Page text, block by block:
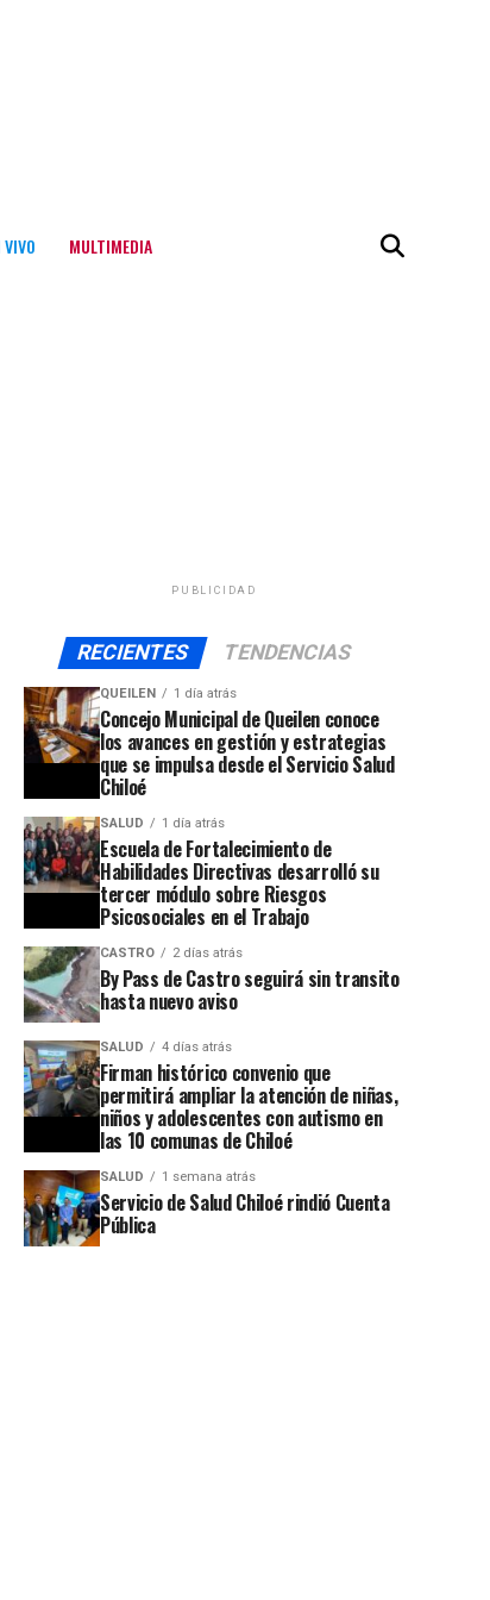
VIVO MULTIMEDIA
PUBLICIDAD
RECIENTES TENDENCIAS
QUEILEN 1 día atrás
Concejo Municipal de Queilen conoce
los avances en gestión y estrategias
que se impulsa desde el Servicio Salud
Chiloé
SALUD 1 día atrás
Escuela de Fortalecimiento de
Habilidades Directivas desarrolló su
tercer módulo sobre Riesgos
Psicosociales en el Trabajo
CASTRO 2 días atrás
By Pass de Castro seguirá sin transito
hasta nuevo aviso
SALUD 4 días atrás
Firman histórico convenio que
permitirá ampliar la atención de niñas,
niños y adolescentes con autismo en
las 10 comunas de Chiloé
SALUD 1 semana atrás
Servicio de Salud Chiloé rindió Cuenta
Pública